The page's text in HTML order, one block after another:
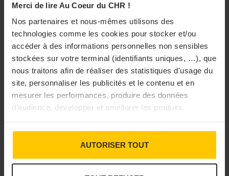
Merci de lire Au Coeur du CHR !
Nos partenaires et nous-mêmes utilisons des
technologies comme les cookies pour stocker et/ou
accéder à des informations personnelles non sensibles
stockées sur votre terminal (identifiants uniques, …), que
nous traitons afin de réaliser des statistiques d'usage du
site, personnaliser les publicités et le contenu et en
mesurer les performances, produire des données
d’audience, développer et améliorer les produits.
AUTORISER TOUT
Les moyens, c’est justement l’autre volet de la
communication de Bercy. Profitant de l’annonce du
nouveau conseil d’administration d’Atout France, Jean-
Baptiste Lemoyne a fait l’inventaire de l’arsenal déployé,
ou en cours de déploiement. Le plan Avenir Montagne
prévoit déjà « différentes actions, dont 140 projets
d’investissement (pour un montant de 50 millions en
À LIRE AUSSI